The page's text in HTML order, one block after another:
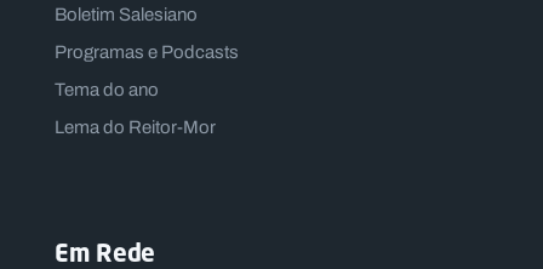
Boletim Salesiano
Programas e Podcasts
Tema do ano
Lema do Reitor-Mor
Em Rede